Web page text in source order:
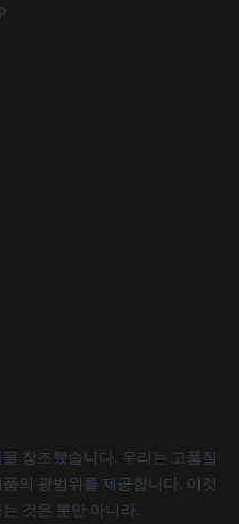
창조했습니다. 우리는 고품질
의 광범위를 제공합니다. 이것
것은 뿐만 아니라.